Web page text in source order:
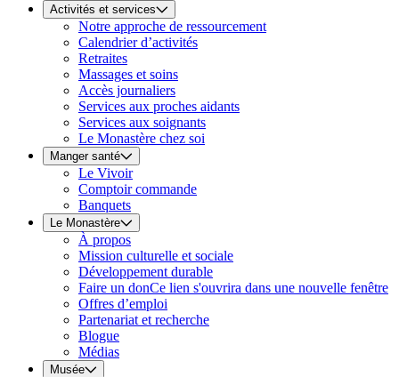
Activités et services
Notre approche de ressourcement
Calendrier d’activités
Retraites
Massages et soins
Accès journaliers
Services aux proches aidants
Services aux soignants
Le Monastère chez soi
Manger santé
Le Vivoir
Comptoir commande
Banquets
Le Monastère
À propos
Mission culturelle et sociale
Développement durable
Faire un donCe lien s'ouvrira dans une nouvelle fenêtre
Offres d’emploi
Partenariat et recherche
Blogue
Médias
Musée